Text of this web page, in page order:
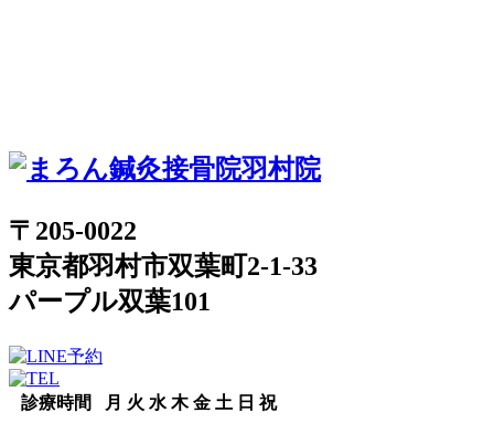
〒205-0022
東京都羽村市双葉町2-1-33
パープル双葉101
診療時間 月 火 水 木 金 土 日 祝